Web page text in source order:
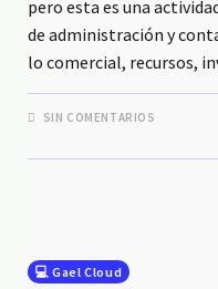
pero esta es una
de administración y
lo comercial, recursos,
SIN COMENTARIOS
💻 Gael Cloud